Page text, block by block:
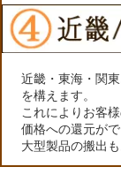
近畿・東海・関
を構えます。
これによりお客
価格への還元がで
大型製品の搬出も